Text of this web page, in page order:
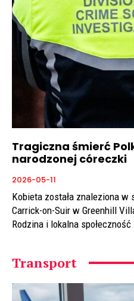
Tragiczna śmierć
narodzonej córeczki
2026-05-11
Kobieta została znaleziona
Carrick-on-Suir w Greenhill
Rodzina i lokalna
Transport